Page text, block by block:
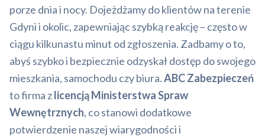
porze dnia i nocy. Dojeżdżamy do klientów na terenie
Gdyni i okolic, zapewniając szybką reakcję – często w
ciągu kilkunastu minut od zgłoszenia. Zadbamy o to,
abyś szybko i bezpiecznie odzyskał dostęp do swojego
mieszkania, samochodu czy biura.ABC Zabezpieczeń
to firma zlicencją Ministerstwa Spraw
Wewnętrznych, co stanowi dodatkowe
potwierdzenie naszej wiarygodności i